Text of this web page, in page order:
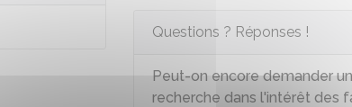
Questions ? Réponses !
Peut-on encore demander
recherche dans l'intérêt des